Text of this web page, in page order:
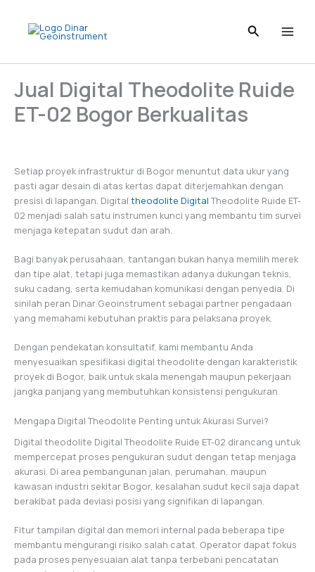
content
Jual Digital Theodolite Ruide
ET-02 Bogor Berkualitas
Setiap proyek infrastruktur di Bogor menuntut data ukur yang
pasti agar desain di atas kertas dapat diterjemahkan dengan
presisi di lapangan. Digital theodolite Digital Theodolite Ruide ET-
02 menjadi salah satu instrumen kunci yang membantu tim survei
menjaga ketepatan sudut dan arah.
Bagi banyak perusahaan, tantangan bukan hanya memilih merek
dan tipe alat, tetapi juga memastikan adanya dukungan teknis,
suku cadang, serta kemudahan komunikasi dengan penyedia. Di
sinilah peran Dinar Geoinstrument sebagai partner pengadaan
yang memahami kebutuhan praktis para pelaksana proyek.
Dengan pendekatan konsultatif, kami membantu Anda
menyesuaikan spesifikasi digital theodolite dengan karakteristik
proyek di Bogor, baik untuk skala menengah maupun pekerjaan
jangka panjang yang membutuhkan konsistensi pengukuran.
Mengapa Digital Theodolite Penting untuk Akurasi Survei?
Digital theodolite Digital Theodolite Ruide ET-02 dirancang untuk
mempercepat proses pengukuran sudut dengan tetap menjaga
akurasi. Di area pembangunan jalan, perumahan, maupun
kawasan industri sekitar Bogor, kesalahan sudut kecil saja dapat
berakibat pada deviasi posisi yang signifikan di lapangan.
Fitur tampilan digital dan memori internal pada beberapa tipe
membantu mengurangi risiko salah catat. Operator dapat fokus
pada proses penyesuaian alat tanpa terbebani pencatatan